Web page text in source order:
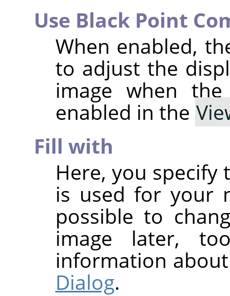
Use Black Point
When enabled,
to adjust the
image when
enabled in the
Fill with
Here, you
is used for your
possible to
image later,
information
Dialog.